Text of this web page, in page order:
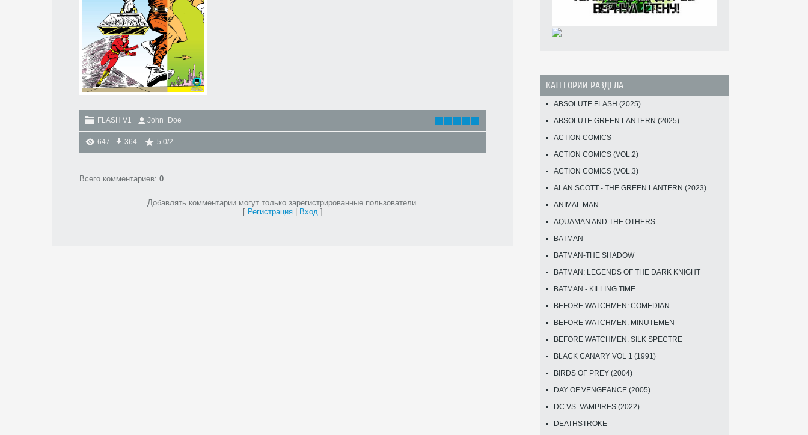
FLASH V1 John_Doe
647 364 5.0/2
Всего комментариев: 0
Добавлять комментарии могут только зарегистрированные пользователи.
[ Регистрация| Вход]
КАТЕГОРИИ РАЗДЕЛА
ABSOLUTE FLASH (2025)
ABSOLUTE GREEN LANTERN (2025)
ACTION COMICS
ACTION COMICS (VOL.2)
ACTION COMICS (VOL.3)
ALAN SCOTT - THE GREEN LANTERN (2023)
ANIMAL MAN
AQUAMAN AND THE OTHERS
BATMAN
BATMAN-THE SHADOW
BATMAN: LEGENDS OF THE DARK KNIGHT
BATMAN - KILLING TIME
BEFORE WATCHMEN: COMEDIAN
BEFORE WATCHMEN: MINUTEMEN
BEFORE WATCHMEN: SILK SPECTRE
BLACK CANARY VOL 1 (1991)
BIRDS OF PREY (2004)
DAY OF VENGEANCE (2005)
DC VS. VAMPIRES (2022)
DEATHSTROKE